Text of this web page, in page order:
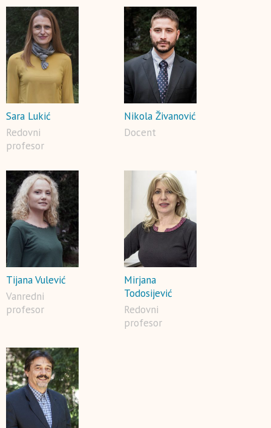
Sara Lukić
Redovni
profesor
Nikola Živanović
Docent
Tijana Vulević
Vanredni
profesor
Mirjana
Todosijević
Redovni
profesor